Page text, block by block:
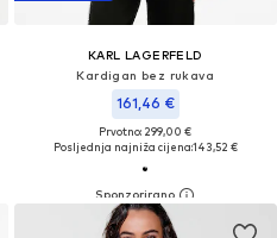
KARL LAGERFELD
Kardigan bez rukava
161,46 €
Prvotno: 299,00 €
Posljednja najniža cijena:143,52 €